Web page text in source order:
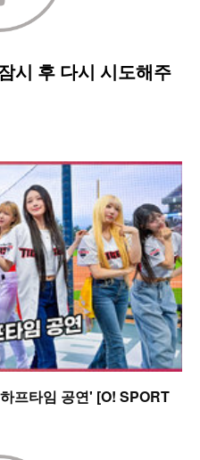
프타임 공연' [O! SPORT